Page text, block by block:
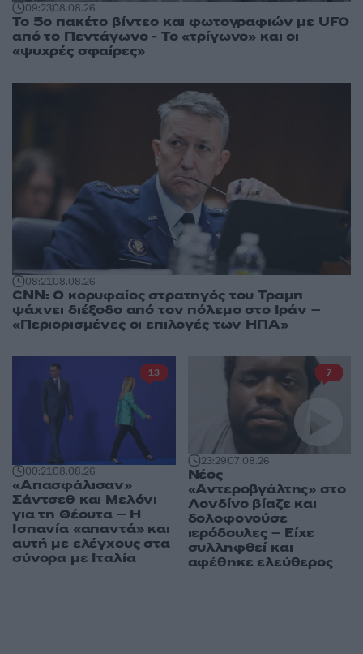
09:2308.08.26
Το 5ο πακέτο βίντεο και φωτογραφιών με UFO
από το Πεντάγωνο - Το «τρίγωνο» και οι
«ψυχρές σφαίρες»
08:2108.08.26
CNN: Ο κορυφαίος στρατηγός του Τραμπ
ψάχνει διέξοδο από τον πόλεμο στο Ιράν –
«Περιορισμένες οι επιλογές των ΗΠΑ»
00:2108.08.26
«Απασφάλισαν»
Σάντσεθ και Μελόνι
για τη Θέουτα – Η
Ισπανία «απαντά» και
αυτή με ελέγχους στα
σύνορα με Ιταλία
13
23:2907.08.26
Νέος
«Αντεροβγάλτης» στο
Λονδίνο βίαζε και
δολοφονούσε
ιερόδουλες – Είχε
συλληφθεί και
αφέθηκε ελεύθερος
7